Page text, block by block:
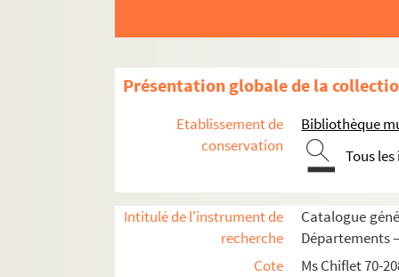
Présentation globale de la
Etablissement de
conservation
Bibliothèque
Tous
Intitulé de l'instrument de
recherche
Catalogue
Départements
Cote
Ms Chiflet 70-
23. Texte de la profession de l'infante
58. ;
59. ;